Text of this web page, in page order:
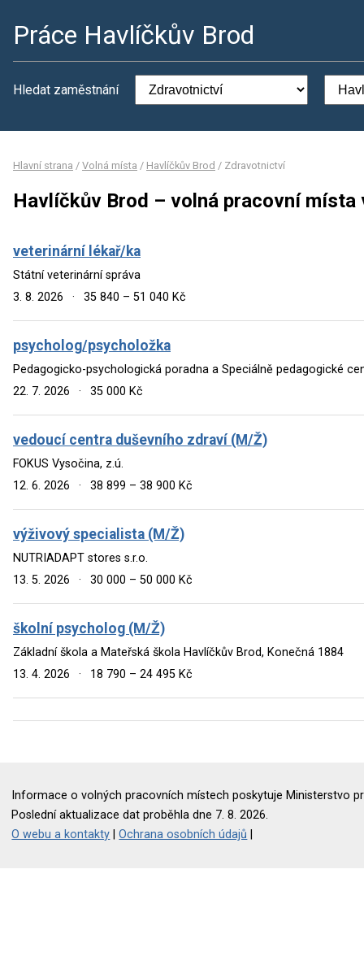
Práce Havlíčkův Brod
Hledat zaměstnání
Hlavní strana / Volná místa / Havlíčkův Brod / Zdravotnictví
Havlíčkův Brod – volná pracovní
veterinární lékař/ka
Státní veterinární správa
3. 8. 2026
· 35 840 – 51 040 Kč
psycholog/psycholožka
Pedagogicko-psychologická poradna a Speciálně pedagogické
22. 7. 2026
· 35 000 Kč
vedoucí centra duševního zdraví (M/Ž)
FOKUS Vysočina, z.ú.
12. 6. 2026
· 38 899 – 38 900 Kč
výživový specialista (M/Ž)
NUTRIADAPT stores s.r.o.
13. 5. 2026
· 30 000 – 50 000 Kč
školní psycholog (M/Ž)
Základní škola a Mateřská škola Havlíčkův Brod, Konečná 1884
13. 4. 2026
· 18 790 – 24 495 Kč
Informace o volných pracovních místech poskytuje Ministerstvo
Poslední aktualizace dat proběhla dne 7. 8. 2026.
O webu a kontakty |Ochrana osobních údajů